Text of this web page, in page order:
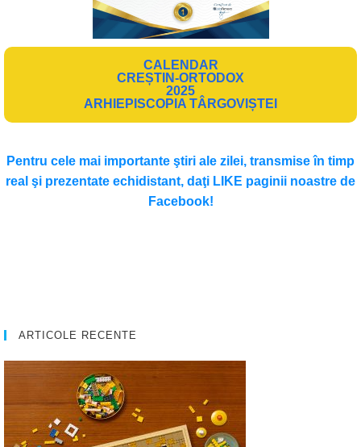
CALENDAR
CREȘTIN-ORTODOX
2025
ARHIEPISCOPIA TÂRGOVIȘTEI
Pentru cele mai importante ştiri ale zilei, transmise în timp
real şi prezentate echidistant, daţi LIKE paginii noastre de
Facebook!
ARTICOLE RECENTE